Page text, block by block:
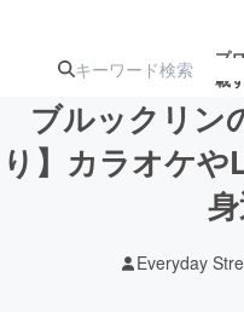
プ
載
注目の
ブルックリン
り】カラオケや
Everyday